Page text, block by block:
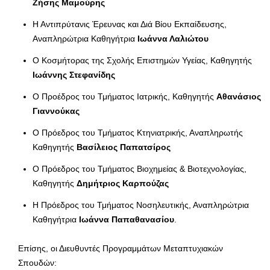
Ζήσης Μαμούρης
Η Αντιπρύτανις Έρευνας και Διά Βίου Εκπαίδευσης,
Αναπληρώτρια Καθηγήτρια Ιωάννα Λαλιώτου
Ο Κοσμήτορας της Σχολής Επιστημών Υγείας, Καθηγητής
Ιωάννης Στεφανίδης
Ο Προέδρος του Τμήματος Ιατρικής, Καθηγητής Αθανάσιος
Γιαννούκας
Ο Πρόεδρος του Τμήματος Κτηνιατρικής, Αναπληρωτής
Καθηγητής Βασίλειος Παπατσίρος
Ο Πρόεδρος του Τμήματος Βιοχημείας & Βιοτεχνολογίας,
Καθηγητής Δημήτριος Καρπούζας
Η Πρόεδρος του Τμήματος Νοσηλευτικής, Αναπληρώτρια
Καθηγήτρια Ιωάννα Παπαθανασίου.
Επίσης, οι Διευθυντές Προγραμμάτων Μεταπτυχιακών
Σπουδών: